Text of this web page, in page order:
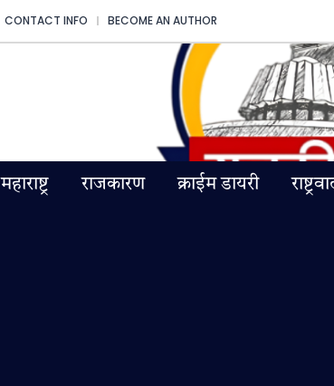
CONTACT INFO BECOME AN AUTHOR
महाराष्ट्र राजकारण क्राईम डायरी